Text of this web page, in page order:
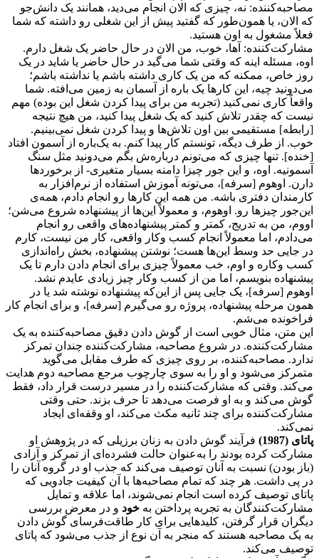
مصاحبه‌کننده‌: نه، چیزی که الان انجام می‌دید، همانند یک دانش‌جو
که الان، یا همون‌طور که گفتید پیش از این شغلی رو داشته که شما
فعلاً مشغول به اون هستید.
مشارکت‌کننده: آها، خوب، من الان در حال حاضر یک شغل دارم.
اوه، مسئله اینه که وقتی شما می‌گید در حال حاضر یا شاید در یک
روز خاص، ممکنه که من یک کاری داشته باشم یا نداشته باشم؛
می‌دونید چیه، این کارها یک باره از آسمان به زمین می‌افته. شما
واقعاً کاری نمی‌کنید (تجربه من برای پیدا کردن شغل این بوده) مهم
نیست که چقدر تلاش کنید که یک شغل پیدا کنید، من هیچ نتیجه
[رابطه] مستقیمی بین اون تلاش‌ها و پیدا کردن شغل نمی‌بینیم.
خوب. از طرف دیگه، تونستم کار پیدا کنم. به یک‌باره از آسمون افتاد
[خنده]. تنها چیزی که می‌تونم درباره‌ش بگم می‌دونید مثل سنگ
آسمونیه. اوه، و این جور چیزا دامنه بسیار متغیری- از برخوردها
دارن. اوهوم [سرفه]، می‌تونه آموزش استفاده از نرم‌افزار به
کارمندان دفتری باشه. من همه این کارها رو انجام دادم، همه‌ی
این‌جور چیزها رو. اوهوم، و معمولاً این‌ها از پیشنهاده شروع می‌شن؛
اووم، من به تدریج، کمتر و کمتر پیشنهاده‌های واقعی رو انجام
می‌دادم، اما معمولاً انجام کسب وکار واقعی، کار من نیست، کارم
در جایی حد وسط این‌ها هست؛ نوشتن پیشنهاده، بخش راه‌اندازی
کسب وکاره و اوم، خب معمولاً چیزی برای انجام دادن دارم تا یک
پیشنهاده بنویسم، اما من از کسب وکار چیز زیادی عایدم نشد.
اوهوم [سرفه]، یک جایی پس از این‌که پیشنهاده نوشته شد یا در
همون مرحله پیشنهاده، پروژه رو می‌گیرم [سرفه]، و برای انجام کار
فراخونده می‌شم.
این متن، مثال خوبی است از گوش دادن دقیق مصاحبه‌کننده به یک
مشارکت‌کننده. در شروع مصاحبه، مشارکت‌کننده چندان تمرکز
ندارد. مصاحبه‌کننده‌، بر روی چیزی که طرف مقابل می‌گوید
متمرکز می‌شود و او را به سوی چارچوب مرجع مصاحبه دوم هدایت
می‌کند. وقتی که مشارکت‌کننده را در مسیر درست قرار داد، فقط
گوش می‌کند و به او فرصت می‌دهد تا حرف بزند. حتی وقتی
مشارکت‌کننده برای چند ثانیه مکث می‌کند، او وقفه‌ای ایجاد
نمی‌کند.
پاتای (1987)
فرآیند گوش دادن به زنان برزیلی که در پژوهش او
مشارکت کرده بودند را به‌عنوان حالت فشرده‌ای از تمرکز و آزادی
(باز بودن) نسبت به آنان توصیف می‌کند که جذب او در گروه آنان را
در پی داشت. هر چند که تمام مصاحبه‌ها با آن کیفیت جادویی که
پاتای توصیف کرده است انجام نمی‌شوند، اما علاقه و تمایل
مشارکت‌کنندگان به تجربه پرداختن به خود و در معرض بررسی
دیگران قرار گرفتن، کلید‌هایی برای کار طاقت‌فرسای گوش دادن
به یک مصاحبه هستند که منجر به آن نوع از جذب می‌شود که پاتای
توصیف می‌کند.